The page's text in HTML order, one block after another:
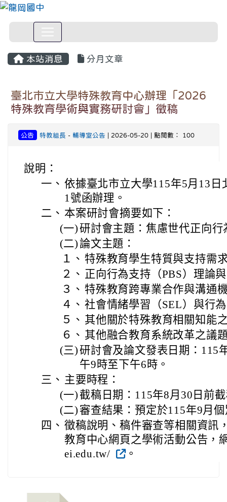
本站消息 分月文章
臺北市立大學特殊教育中心辦理「2026
特殊教育學術與實務研討會」徵稿
公告 特教組長 - 輔導室公告 | 2026-05-20 | 點閱數： 100
說明：
一、 依據臺北市立大學115年5月13日
1號函辦理。
二、 本案研討會摘要如下：
(一)研討會主題：焦慮世代正向
(二)論文主題：
１、 特殊教育學生特質與支持需
２、 正向行為支持（PBS）理論
３、 特殊教育跨專業合作與溝通
４、 社會情緒學習（SEL）與行
５、 其他關於特殊教育相關知能
６、 其他融合教育系統改革之議
(三)研討會及論文發表日期：115
午9時至下午6時。
三、 主要時程：
(一) 截稿日期：115年8月30日前
(二) 審查結果：預定於115年9月
四、 徵稿說明、稿件審查等相關資訊
教育中心網頁之學術活動公告，
ei.edu.tw/
。